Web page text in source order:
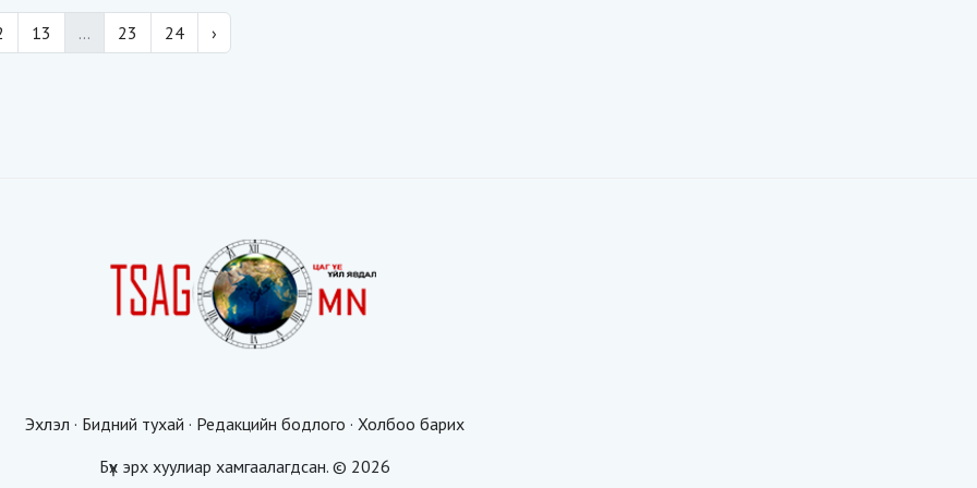
13 ... 23 24 ›
Эхлэл · Бидний тухай · Редакцийн бодлого · Холбоо барих
Бүх эрх хуулиар хамгаалагдсан. © 2026